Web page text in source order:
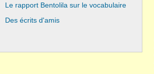
Le rapport Bentolila sur le vocabulaire
Des écrits d'amis